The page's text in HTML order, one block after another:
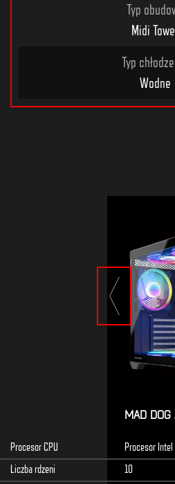
Typ
Midi
Typ
Wodne
Procesor CPU
Liczba rdzeni
MAD
Procesor
10